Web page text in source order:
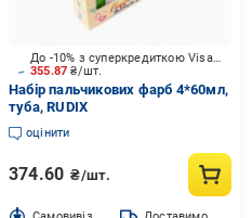
355.87₴/шт.
До -10% з суперкредиткою Visa Вигода
Набір пальчикових фарб 4*60мл,
туба, RUDIX
оцінити
374.60 ₴/шт.